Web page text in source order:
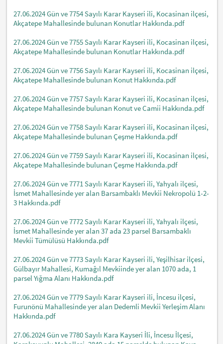
27.06.2024 Gün ve 7754 Sayılı Karar Kayseri ili, Kocasinan ilçesi,
Akçatepe Mahallesinde bulunan Konutlar Hakkında.pdf
27.06.2024 Gün ve 7755 Sayılı Karar Kayseri ili, Kocasinan ilçesi,
Akçatepe Mahallesinde bulunan Konutlar Hakkında.pdf
27.06.2024 Gün ve 7756 Sayılı Karar Kayseri ili, Kocasinan ilçesi,
Akçatepe Mahallesinde bulunan Konut Hakkında.pdf
27.06.2024 Gün ve 7757 Sayılı Karar Kayseri ili, Kocasinan ilçesi,
Akçatepe Mahallesinde bulunan Konut ve Camii Hakkında.pdf
27.06.2024 Gün ve 7758 Sayılı Karar Kayseri ili, Kocasinan ilçesi,
Akçatepe Mahallesinde bulunan Çeşme Hakkında.pdf
27.06.2024 Gün ve 7759 Sayılı Karar Kayseri ili, Kocasinan ilçesi,
Akçatepe Mahallesinde bulunan Çeşme Hakkında.pdf
27.06.2024 Gün ve 7771 Sayılı Karar Kayseri ili, Yahyalı ilçesi,
İsmet Mahallesinde yer alan Barsambaklı Mevkii Nekropolü 1-2-
3 Hakkında.pdf
27.06.2024 Gün ve 7772 Sayılı Karar Kayseri ili, Yahyalı ilçesi,
İsmet Mahallesinde yer alan 37 ada 23 parsel Barsambaklı
Mevkii Tümülüsü Hakkında.pdf
27.06.2024 Gün ve 7773 Sayılı Karar Kayseri ili, Yeşilhisar ilçesi,
Gülbayır Mahallesi, Kumağıl Mevkiinde yer alan 1070 ada, 1
parsel Yığma Alanı Hakkında.pdf
27.06.2024 Gün ve 7779 Sayılı Karar Kayseri ili, İncesu ilçesi,
Furunönü Mahallesinde yer alan Dedemli Mevkii Yerleşim Alanı
Hakkında.pdf
27.06.2024 Gün ve 7780 Sayılı Kara Kayseri İli, İncesu İlçesi,